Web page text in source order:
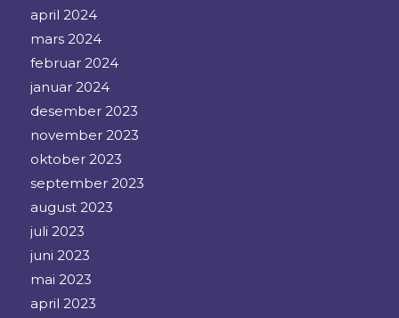
april 2024
mars 2024
februar 2024
januar 2024
desember 2023
november 2023
oktober 2023
september 2023
august 2023
juli 2023
juni 2023
mai 2023
april 2023